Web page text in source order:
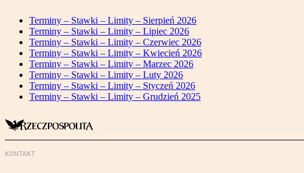
Terminy – Stawki – Limity – Sierpień 2026
Terminy – Stawki – Limity – Lipiec 2026
Terminy – Stawki – Limity – Czerwiec 2026
Terminy – Stawki – Limity – Kwiecień 2026
Terminy – Stawki – Limity – Marzec 2026
Terminy – Stawki – Limity – Luty 2026
Terminy – Stawki – Limity – Styczeń 2026
Terminy – Stawki – Limity – Grudzień 2025
KONTAKT